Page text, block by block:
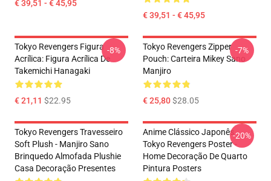
€ 39,51 - € 45,95
€ 39,51 - € 45,95
Tokyo Revengers Figura
Acrílica: Figura Acrílica De
Takemichi Hanagaki
€ 21,11 $22.95
-8%
Tokyo Revengers Zipper
Pouch: Carteira Mikey Sano
Manjiro
€ 25,80$28.05
-7%
Tokyo Revengers Travesseiro
Soft Plush - Manjiro Sano
Brinquedo Almofada Plushie
Casa Decoração Presentes
Anime Clássico Japonês
Tokyo Revengers Poster -
Home Decoração De Quarto
Pintura Posters
-20%